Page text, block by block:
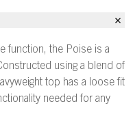
function, the Poise is a
using a blend of
top has a loose fit
needed for any